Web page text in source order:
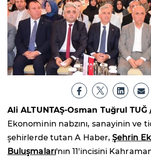
Ali ALTUNTAŞ-Osman Tuğrul TUĞ
Ekonominin nabzını, sanayinin ve
şehirlerde tutan A Haber,Şehrin
Buluşmaları'nın 11'incisini